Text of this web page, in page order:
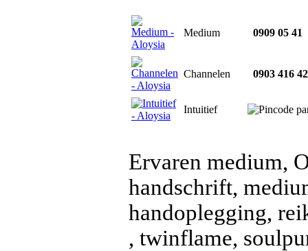
Medium 0909 05 41
Channelen 0903 416 42
Intuitief
Ervaren medium,
handschrift,
handoplegging,
, twinflame,